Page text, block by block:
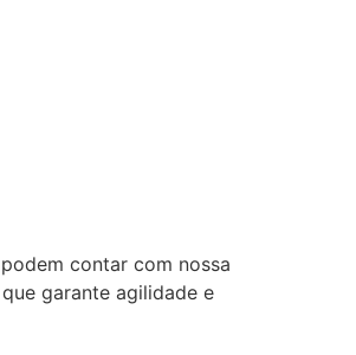
contar com nossa
garante agilidade e